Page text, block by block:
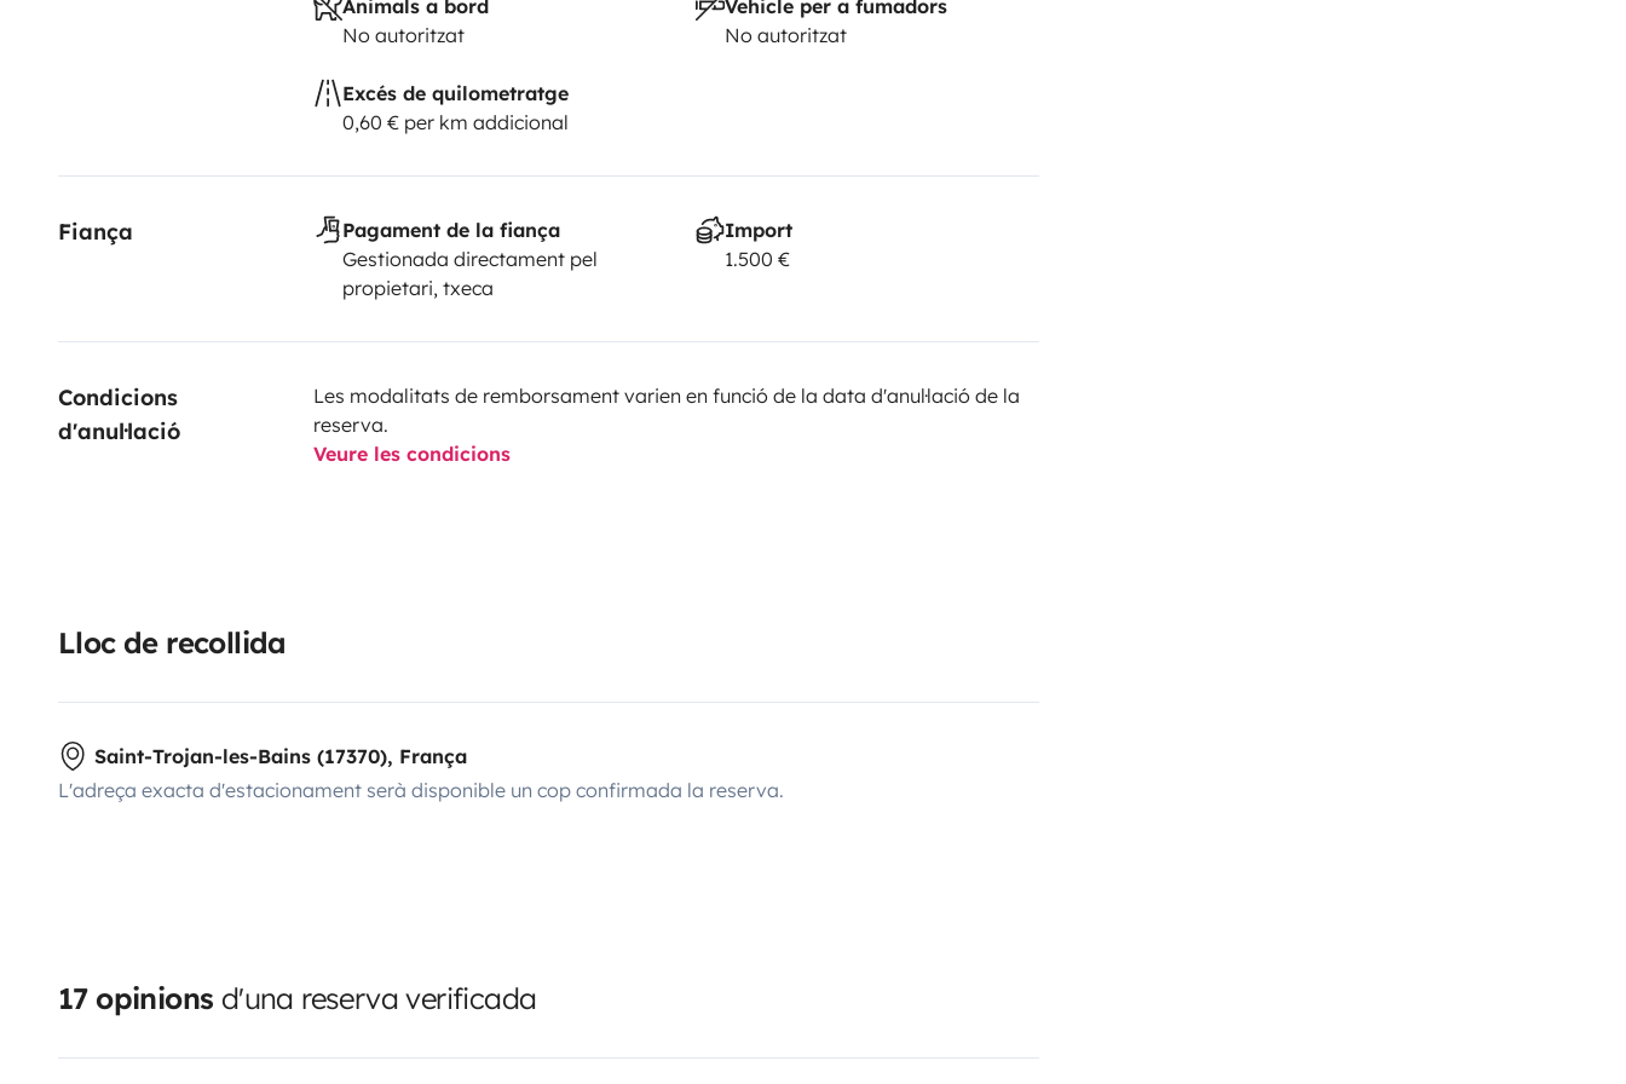
Animals a bord
No autoritzat
Vehicle per a fumadors
No autoritzat
Excés de quilometratge
0,60 € per km addicional
Fiança
Pagament de la fiança
Gestionada directament pel
propietari, txeca
Import
1.500 €
Condicions
d'anul·lació
Les modalitats de remborsament varien en funció de la data d'anul·lació de la
reserva.
Veure les condicions
Lloc de recollida
Saint-Trojan-les-Bains (17370), França
L'adreça exacta d'estacionament serà disponible un cop confirmada la reserva.
17 opinions d'una reserva verificada